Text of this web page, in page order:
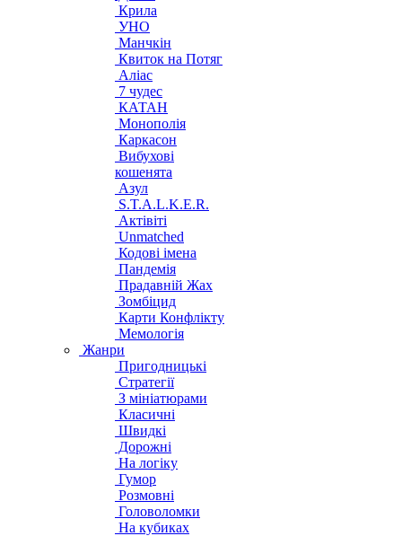
Крила
УНО
Манчкін
Квиток на Потяг
Аліас
7 чудес
КАТАН
Монополія
Каркасон
Вибухові
кошенята
Азул
S.T.A.L.K.E.R.
Актівіті
Unmatched
Кодові імена
Пандемія
Прадавній Жах
Зомбіцид
Карти Конфлікту
Мемологія
Жанри
Пригодницькі
Стратегії
З мініатюрами
Класичні
Швидкі
Дорожні
На логіку
Гумор
Розмовні
Головоломки
На кубиках